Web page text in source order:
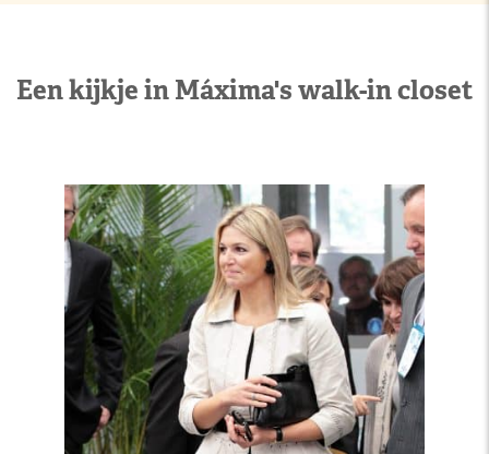
Een kijkje in Máxima's walk-in closet